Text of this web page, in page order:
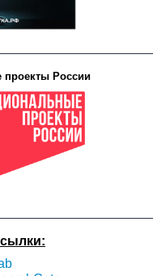
проекты России